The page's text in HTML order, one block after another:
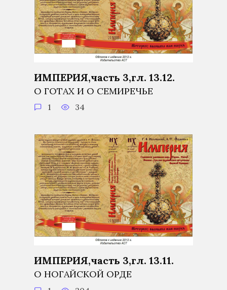
ИМПЕРИЯ,часть 3,гл. 13.12.
О ГОТАХ И О СЕМИРЕЧЬЕ
1 34
ИМПЕРИЯ,часть 3,гл. 13.11.
О НОГАЙСКОЙ ОРДЕ